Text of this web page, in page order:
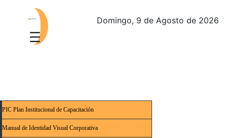
Domingo, 9 de Agosto de 2026
PIC Plan Institucional de Capacitación
Manual de Identidad Visual Corporativa